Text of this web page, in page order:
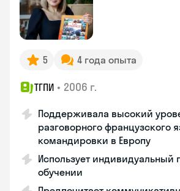
5 4 года опыта
ТГПИ • 2006 г.
Поддерживала высокий
разговорного французского
командировки в Европу
Использует индивидуальный
обучении